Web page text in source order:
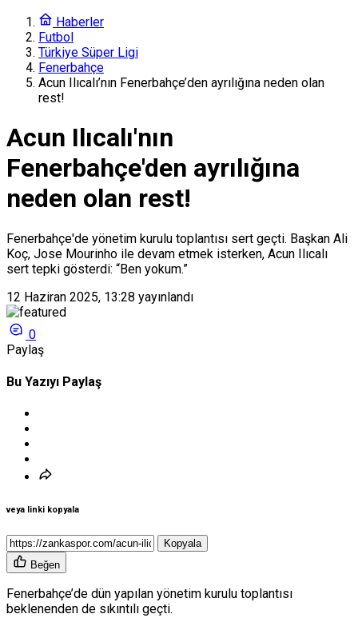
Haberler
Futbol
Türkiye Süper Ligi
Fenerbahçe
Acun Ilıcalı’nın Fenerbahçe’den ayrılığına neden olan
rest!
Acun Ilıcalı'nın
Fenerbahçe'den ayrılığına
neden olan rest!
Fenerbahçe'de yönetim kurulu toplantısı sert geçti. Başkan Ali
Koç, Jose Mourinho ile devam etmek isterken, Acun Ilıcalı
sert tepki gösterdi: “Ben yokum.”
12 Haziran 2025, 13:28 yayınlandı
0
Paylaş
Bu Yazıyı Paylaş
veya linki kopyala
Kopyala
Beğen
Fenerbahçe’de dün yapılan yönetim kurulu toplantısı
beklenenden de sıkıntılı geçti.